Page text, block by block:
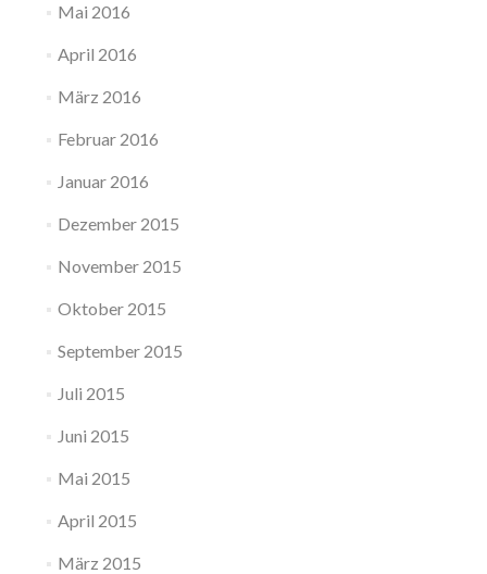
Mai 2016
April 2016
März 2016
Februar 2016
Januar 2016
Dezember 2015
November 2015
Oktober 2015
September 2015
Juli 2015
Juni 2015
Mai 2015
April 2015
März 2015